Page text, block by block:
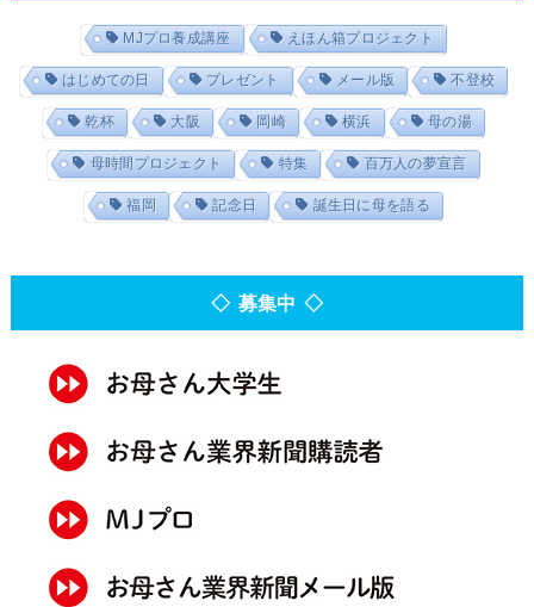
MJプロ養成講座 えほん箱プロジェクト
はじめての日 プレゼント メール版 不登校
乾杯 大阪 岡崎 横浜 母の湯
母時間プロジェクト 特集 百万人の夢宣言
福岡 記念日 誕生日に母を語る
◇ 募集中 ◇